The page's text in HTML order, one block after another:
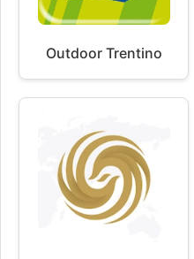
Outdoor Trentino